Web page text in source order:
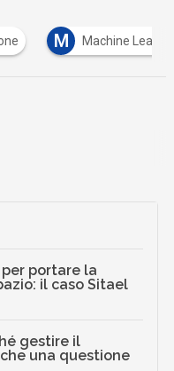
M Machine
portare la
il caso Sitael
gestire il
una questione